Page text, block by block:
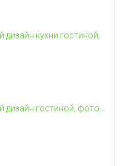
кухни гостиной,
гостиной, фото...